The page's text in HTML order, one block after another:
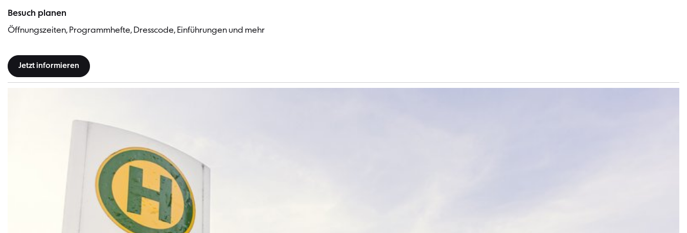
Besuch planen
Öffnungszeiten, Programmhefte, Dresscode, Einführungen und mehr
Jetzt informieren